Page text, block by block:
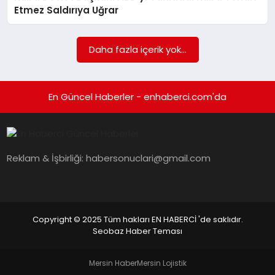
Etmez Saldırıya Uğrar
Daha fazla içerik yok...
En Güncel Haberler - enhaberci.com'da
Reklam & İşbirliği:habersonuclari@gmail.com
Copyright © 2025 Tüm hakları EN HABERCİ 'de saklıdır.
Seobaz Haber Teması
Mersin HaberMersin Lojistik